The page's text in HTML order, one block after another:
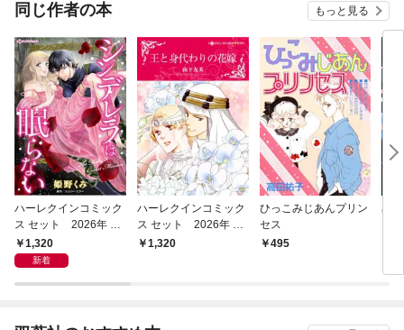
同じ作者の本 もっと見る
ハーレクインコミック
ス セット 2026年 vo
l.1022
1,320
新着
ハーレクインコミック
ス セット 2026年 vo
l.850
1,320
ひっこみじあんプリン
セス
495
星